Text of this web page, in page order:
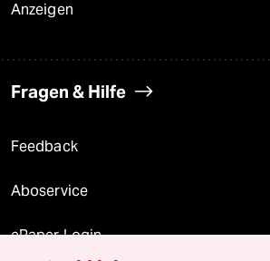
Anzeigen
Fragen & Hilfe
Feedback
Aboservice
ePaper Login